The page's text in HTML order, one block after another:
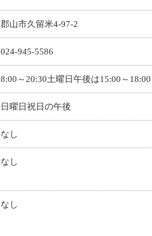
郡山市久留米4-97-2
024-945-5586
8:00～20:30土曜日午後は15:00～18:00
日曜日祝日の午後
なし
なし
なし